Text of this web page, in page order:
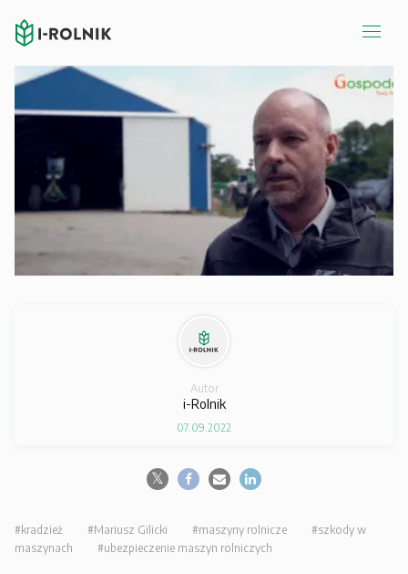
Autor
i-Rolnik
07.09.2022
#kradzież #Mariusz Gilicki #maszyny rolnicze
#szkody w
maszynach
#ubezpieczenie maszyn rolniczych